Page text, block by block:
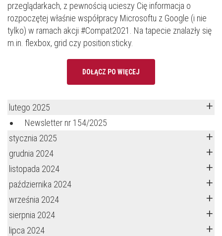
przeglądarkach, z pewnością ucieszy Cię informacja o
rozpoczętej właśnie współpracy Microsoftu z Google (i nie
tylko) w ramach akcji #Compat2021. Na tapecie znalazły się
m.in. flexbox, grid czy position:sticky.
DOŁĄCZ PO WIĘCEJ
lutego 2025
Newsletter nr 154/2025
stycznia 2025
grudnia 2024
listopada 2024
października 2024
września 2024
sierpnia 2024
lipca 2024